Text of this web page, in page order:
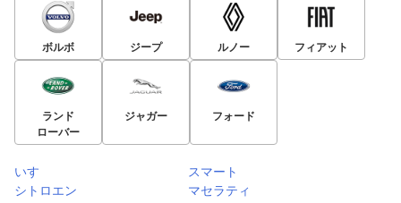
ボルボ ジープ ルノー フィアット
ランド
ローバー
ジャガー フォード
いすゞ
スマート
シトロエン
マセラティ